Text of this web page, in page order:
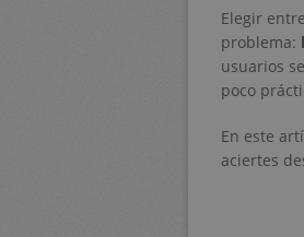
Elegir
problema:
usuarios
poco
En este
aciertes